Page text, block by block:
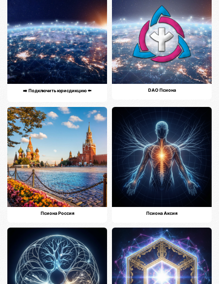
➡️ Подключить юрисдикцию ⬅️ DAO Псиона
Псиона Россия Псиона Аксия